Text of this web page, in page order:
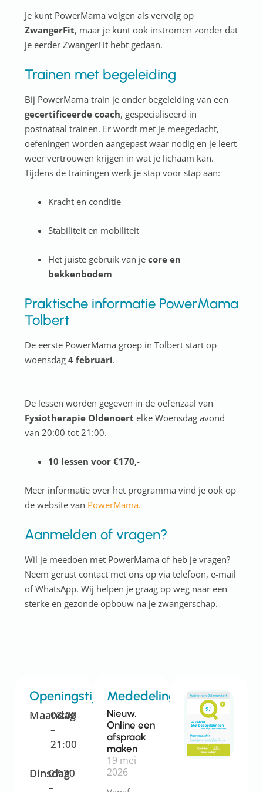
Je kunt PowerMama volgen als vervolg op
ZwangerFit, maar je kunt ook instromen zonder dat
je eerder ZwangerFit hebt gedaan.
Trainen met begeleiding
Bij PowerMama train je onder begeleiding van een
gecertificeerde coach, gespecialiseerd in
postnataal trainen. Er wordt met je meegedacht,
oefeningen worden aangepast waar nodig en je leert
weer vertrouwen krijgen in wat je lichaam kan.
Tijdens de trainingen werk je stap voor stap aan:
Kracht en conditie
Stabiliteit en mobiliteit
Het juiste gebruik van je core en
bekkenbodem
Praktische informatie PowerMama
Tolbert
De eerste PowerMama groep in Tolbert start op
woensdag 4 februari.
De lessen worden gegeven in de oefenzaal van
Fysiotherapie Oldenoert elke Woensdag avond
van 20:00 tot 21:00.
10 lessen voor €170,-
Meer informatie over het programma vind je ook op
de website van PowerMama.
Aanmelden of vragen?
Wil je meedoen met PowerMama of heb je vragen?
Neem gerust contact met ons op via telefoon, e-mail
of WhatsApp. Wij helpen je graag op weg naar een
sterke en gezonde opbouw na je zwangerschap.
Openingstijden
Maandag
08:00
–
21:00
Dinsdag
07:30
–
Mededelingen
Nieuw,
Online een
afspraak
maken
19 mei
2026